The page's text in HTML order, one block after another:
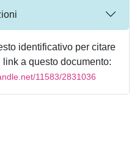
identificativo per citare
link a questo documento:
11583/2831036